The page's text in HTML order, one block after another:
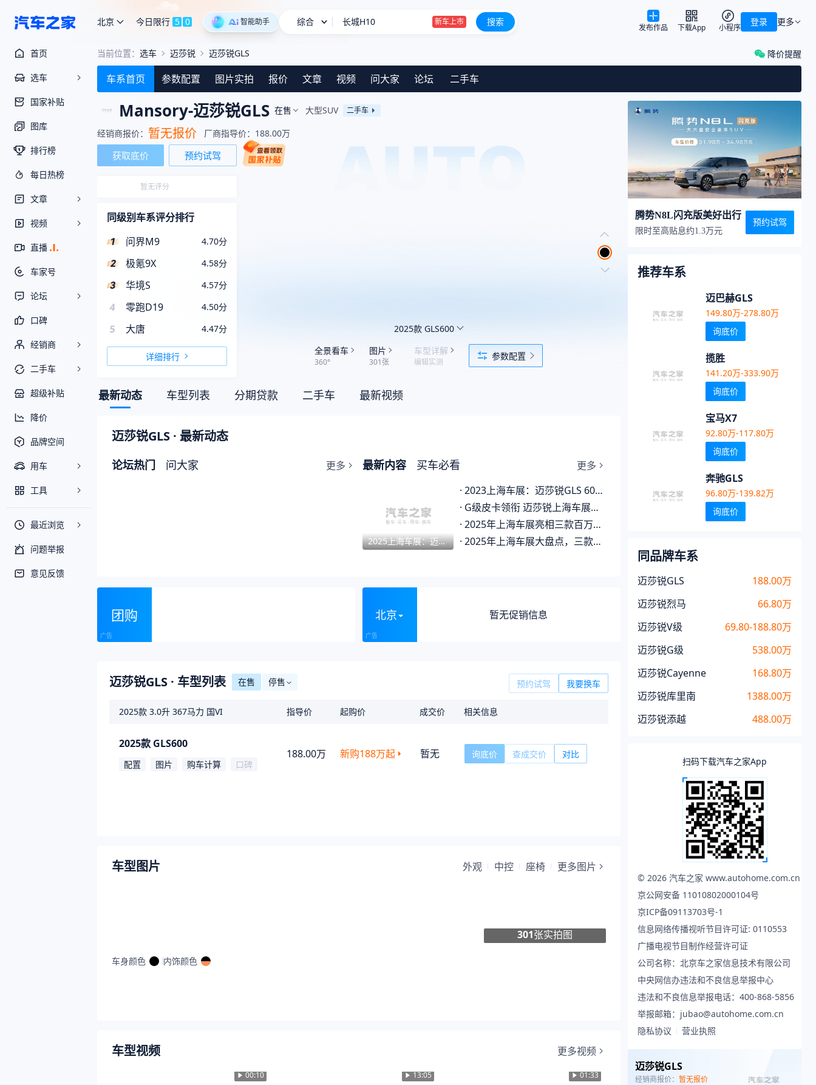
北京 今日限行 5 0 智能助手 综合 钛9/星越L PLUS等 8月新车申报汇总
长城H10 新车上市
搜索 更多
登录
发布作品 下载App 小程序
首页
选车
国家补贴
图库
排行榜
每日热榜
文章
视频
直播
车家号
论坛
口碑
经销商
二手车
超级补贴
降价
品牌空间
用车
工具
最近浏览
问题举报
意见反馈
当前位置： 选车 迈莎锐 迈莎锐GLS 降价提醒
车系首页 参数配置 图片实拍 报价 文章 视频 问大家 论坛 二手车
Mansory-迈莎锐GLS 在售 大型SUV 二手车
经销商报价： 暂无报价 厂商指导价： 188.00万
获取底价 预约试驾
暂无评分
同级别车系评分排行
问界M9
4.70分
极氪9X 4.58分
华境S 4.57分
4 零跑D19 4.50分
5 大唐 4.47分
详细排行
2025款 GLS600
全景看车
360°
图片
301张
车型详解
编辑实测
参数配置
最新动态 车型列表 分期贷款 二手车 最新视频
迈莎锐GLS · 最新动态
论坛热门 问大家 更多 最新内容 买车必看 更多
2025上海车展：迈莎锐G级/GLS/V级/库里南亮相上海车展 极致奢华
· 2023上海车展：迈莎锐GLS 600正式上市
· G级皮卡领衔 迈莎锐上海车展阵容曝光
· 2025年上海车展亮相三款百万级豪车，谁更值得关注？
· 2025年上海车展大盘点，三款百万级豪车该如何选择？
团购 北京 暂无促销信息
迈莎锐GLS · 车型列表 在售 停售 预约试驾 我要换车
2025款 3.0升 367马力 国VI 指导价 起购价 成交价 相关信息
2025款 GLS600
配置 图片 购车计算 口碑
188.00万 新购188万起 暂无 询底价 查成交价 对比
车型图片 外观 中控 座椅 更多图片
301张实拍图
车身颜色 内饰颜色
车型视频 更多视频
00:10 13:05 01:33
腾势N8L闪充版美好出行
限时至高贴息约1.3万元
预约试驾
推荐车系
迈巴赫GLS
149.80万-278.80万
询底价
揽胜
141.20万-333.90万
询底价
宝马X7
92.80万-117.80万
询底价
奔驰GLS
96.80万-139.82万
询底价
同品牌车系
迈莎锐GLS
188.00万
迈莎锐烈马
66.80万
迈莎锐V级
69.80-188.80万
迈莎锐G级
538.00万
迈莎锐Cayenne
168.80万
迈莎锐库里南
1388.00万
迈莎锐添越
488.00万
扫码下载汽车之家App
© 2026汽车之家 www.autohome.com.cn
京公网安备 11010802000104号
京ICP备09113703号-1
信息网络传播视听节目许可证: 0110553
广播电视节目制作经营许可证
公司名称：北京车之家信息技术有限公司
中央网信办违法和不良信息举报中心
违法和不良信息举报电话：400-868-5856
举报邮箱：jubao@autohome.com.cn
隐私协议
营业执照
迈莎锐GLS
经销商报价： 暂无报价